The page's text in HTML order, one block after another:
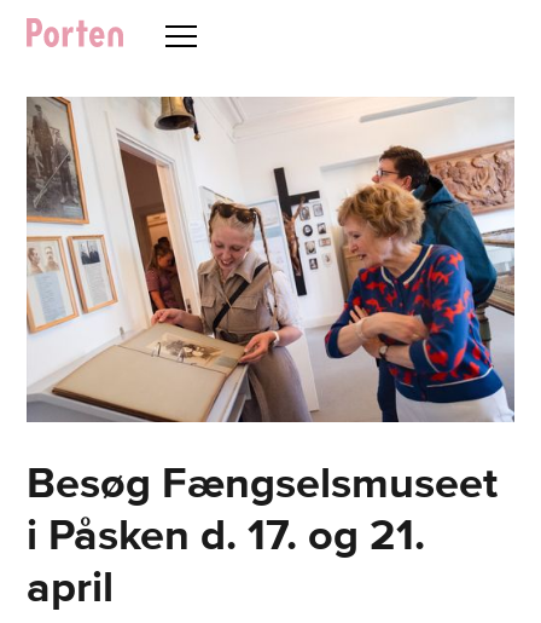
Besøg Fængselsmuseet
i Påsken d. 17. og 21.
april